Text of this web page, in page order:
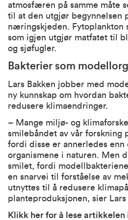
atmosfæren på samme måte
til at den utgjør begynnelsen
næringskjeden. Fytoplankton
som igjen utgjør matfatet til
og sjøfugler.
Bakterier som
Lars Bakken jobber med
ny kunnskap om hvordan
redusere klimaendringer.
– Mange miljø- og
smilebåndet av vår forskning
fordi disse er annerledes enn
organismene i naturen. Men
smilet, fordi
en snarvei til forståelse av
utnyttes til å redusere
planteproduksjonen, sier Lars
Klikk her for å lese artikkelen